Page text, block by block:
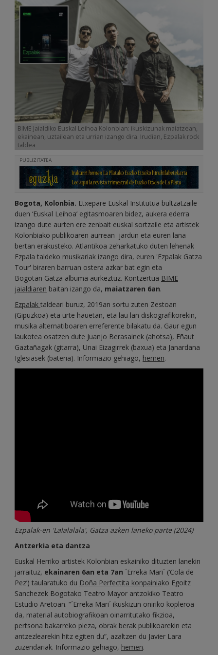
BIME Jaialdiko Euskal Leihoa Kolonbian: ikuskizunak maiatzean,
ekainean, uztailean eta urrian izango dira. Irudian, Ezpalak rock
taldea
PUBLIZITATEA
Bogota, Kolonbia. Etxepare Euskal Institutua bultzatzaile
duen ‘Euskal Leihoa’ egitasmoaren bidez, aukera ederra
izango dute aurten ere zenbait euskal sortzaile eta artistek
Kolonbiako publikoaren aurrean jardun eta euren lana
bertan erakusteko. Atlantikoa zeharkatuko duten lehenak
Ezpala taldeko musikariak izango dira, euren 'Ezpalak Gatza
Tour' biraren barruan ostera azkar bat egin eta
Bogotan Gatza albuma aurkeztuz. Kontzertua BIME
jaialdiaren baitan izango da, maiatzaren 6an.
Ezpalak taldeari buruz, 2019an sortu zuten Zestoan
(Gipuzkoa) eta urte hauetan, eta lau lan diskografikorekin,
musika alternatiboaren erreferente bilakatu da. Gaur egun
laukotea osatzen dute Juanjo Berasainek (ahotsa), Eñaut
Gaztañagak (gitarra), Unai Eizagirrek (baxua) eta Janardana
Iglesiasek (bateria). Informazio gehiago, hemen.
Ezpalak-en 'Lalalalala', Gatza azken laneko parte (2024)
Antzerkia eta dantza
Euskal Herriko artistek Kolonbian eskainiko dituzten lanekin
jarraituz, ekainaren 6an eta 7an ´Erreka Mari´ (‘Cola de
Pez’) taularatuko du Doña Perfectita konpainiako Egoitz
Sanchezek Bogotako Teatro Mayor antzokiko Teatro
Estudio Aretoan. “´Erreka Mari´ ikuskizun oniriko kopleroa
da, material autobiografikoan oinarritutako fikzioa,
pertsona bakarreko pieza, obrak berak publikoarekin eta
antzezlearekin hitz egiten du”, azaltzen du Javier Lara
zuzendariak. Informazio gehiago, hemen.